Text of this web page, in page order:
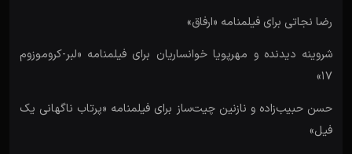
رضا نجاتی برای فیلمنامه «ارفاق»
شروینه دیدنده و مهرپویا خوانساریان برای فیلمنامه «لبر-کروموزوم
۱۷»
حسن حبیب‌زاده و نازنین چیت‌ساز برای فیلمنامه «پرتاب ناگهانی یک
فیل»